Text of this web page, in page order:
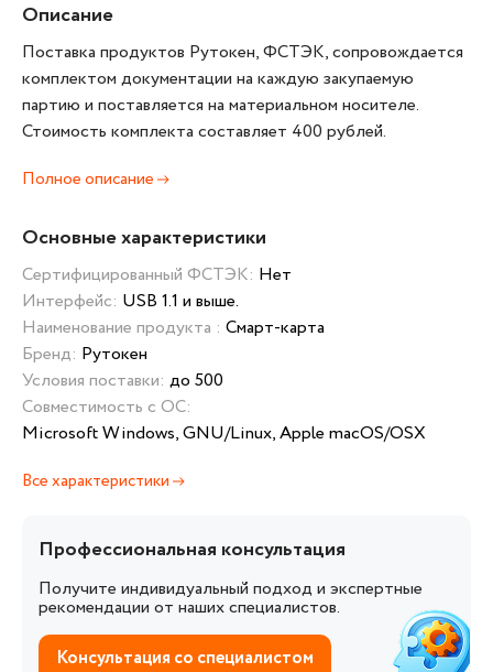
Описание
Поставка продуктов Рутокен, ФСТЭК, сопровождается
комплектом документации на каждую закупаемую
партию и поставляется на материальном носителе.
Стоимость комплекта составляет 400 рублей.
Полное описание
Основные характеристики
Сертифицированный ФСТЭК: Нет
Интерфейс: USB 1.1 и выше.
Наименование продукта : Смарт-карта
Бренд: Рутокен
Условия поставки: до 500
Совместимость с ОС:
Microsoft Windows, GNU/Linux, Apple macOS/OSX
Все характеристики
Профессиональная консультация
Получите индивидуальный подход и экспертные
рекомендации от наших специалистов.
Консультация со специалистом